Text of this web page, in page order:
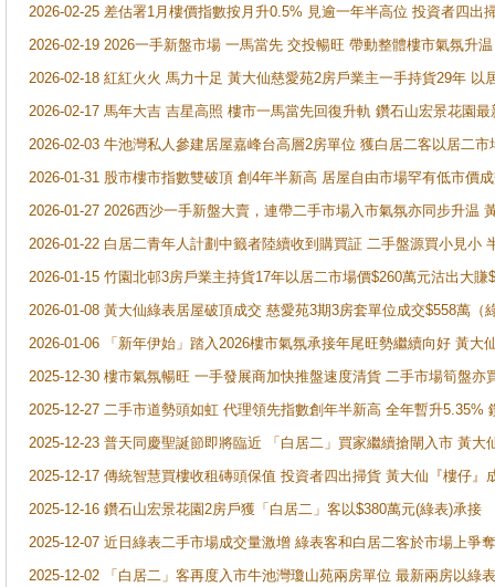
2026-02-25 差估署1月樓價指數按月升0.5% 見逾一年半高位 投資者四
2026-02-19 2026一手新盤市場 一馬當先 交投暢旺 帶動整體樓市氣氛升
2026-02-18 紅紅火火 馬力十足 黃大仙慈愛苑2房戶業主一手持貨29年 以
2026-02-17 馬年大吉 吉星高照 樓市一馬當先回復升軌 鑽石山宏景花園
2026-02-03 牛池灣私人參建居屋嘉峰台高層2房單位 獲白居二客以居二市
2026-01-31 股市樓市指數雙破頂 創4年半新高 居屋自由市場罕有低市價
2026-01-27 2026西沙一手新盤大賣，連帶二手市場入市氣氛亦同步升温
2026-01-22 白居二青年人計劃中籤者陸續收到購買証 二手盤源買小見小
2026-01-15 竹園北邨3房戶業主持貨17年以居二市場價$260萬元沽出大賺
2026-01-08 黃大仙綠表居屋破頂成交 慈愛苑3期3房套單位成交$558萬（
2026-01-06 「新年伊始」踏入2026樓市氣氛承接年尾旺勢繼續向好 黃
2025-12-30 樓市氣氛暢旺 一手發展商加快推盤速度清貨 二手市場筍盤
2025-12-27 二手市道勢頭如虹 代理領先指數創年半新高 全年暫升5.35%
2025-12-23 普天同慶聖誕節即將臨近 「白居二」買家繼續搶閘入市 黃
2025-12-17 傳統智慧買樓收租磚頭保值 投資者四出掃貨 黃大仙『樓仔
2025-12-16 鑽石山宏景花園2房戶獲「白居二」客以$380萬元(綠表)承接
2025-12-07 近日綠表二手市場成交量激增 綠表客和白居二客於市場上
2025-12-02 「白居二」客再度入市牛池灣瓊山苑兩房單位 最新兩房以綠